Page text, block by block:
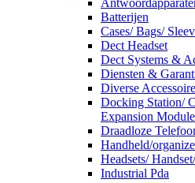
Batterijen
Cases/ Bags/
Dect Headset
Dect Systems &
Diensten &
Diverse
Docking Station/
Expansion
Draadloze
Handheld/
Headsets/
Industrial Pda